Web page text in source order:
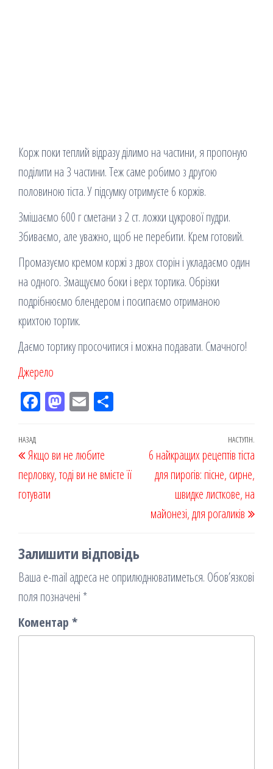
Корж поки теплий відразу ділимо на частини, я пропоную
поділити на 3 частини. Теж саме робимо з другою
половиною тіста. У підсумку отримуєте 6 коржів.
Змішаємо 600 г сметани з 2 ст. ложки цукрової пудри.
Збиваємо, але уважно, щоб не перебити. Крем готовий.
Промазуємо кремом коржі з двох сторін і укладаємо один
на одного. Змащуємо боки і верх тортика. Обрізки
подрібнюємо блендером і посипаємо отриманою
крихтою тортик.
Даємо тортику просочитися і можна подавати. Смачного!
Джерело
Fac
eb
k
M
ast
on
Em
ail
я
Навігація
записів
Попередній
запис
НАЗАД
Якщо ви не любите
перловку, тоді ви не вмієте її
готувати
НАСТУПН.
6 найкращих рецептів тіста
для пирогів: пісне, сирне,
швидке листкове, на
майонезі, для рогаликів
Залишити відповідь
Ваша e-mail адреса не оприлюднюватиметься. Обов’язкові
поля позначені *
Коментар *